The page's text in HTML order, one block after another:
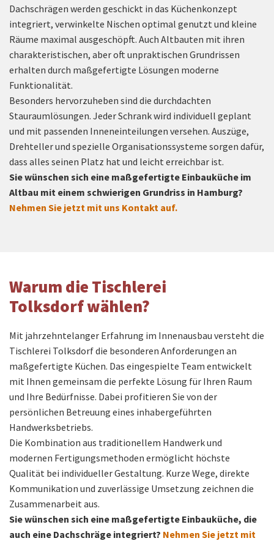
Dachschrägen werden geschickt in das Küchenkonzept
integriert, verwinkelte Nischen optimal genutzt und kleine
Räume maximal ausgeschöpft. Auch Altbauten mit ihren
charakteristischen, aber oft unpraktischen Grundrissen
erhalten durch maßgefertigte Lösungen moderne
Funktionalität.
Besonders hervorzuheben sind die durchdachten
Stauraumlösungen. Jeder Schrank wird individuell geplant
und mit passenden Inneneinteilungen versehen. Auszüge,
Drehteller und spezielle Organisationssysteme sorgen dafür,
dass alles seinen Platz hat und leicht erreichbar ist.
Sie wünschen sich eine maßgefertigte Einbauküche im
Altbau mit einem schwierigen Grundriss in Hamburg?
Nehmen Sie jetzt mit uns Kontakt auf.
Warum die Tischlerei
Tolksdorf wählen?
Mit jahrzehntelanger Erfahrung im Innenausbau versteht die
Tischlerei Tolksdorf die besonderen Anforderungen an
maßgefertigte Küchen. Das eingespielte Team entwickelt
mit Ihnen gemeinsam die perfekte Lösung für Ihren Raum
und Ihre Bedürfnisse. Dabei profitieren Sie von der
persönlichen Betreuung eines inhabergeführten
Handwerksbetriebs.
Die Kombination aus traditionellem Handwerk und
modernen Fertigungsmethoden ermöglicht höchste
Qualität bei individueller Gestaltung. Kurze Wege, direkte
Kommunikation und zuverlässige Umsetzung zeichnen die
Zusammenarbeit aus.
Sie wünschen sich eine maßgefertigte Einbauküche, die
auch eine Dachschräge integriert? Nehmen Sie jetzt mit